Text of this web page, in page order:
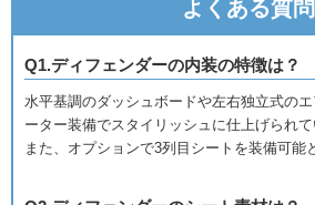
よくある質問
Q1.ディフェンダーの内装の特徴は？
水平基調のダッシュボードや左右独立式の
ーター装備でスタイリッシュに仕上げられて
また、オプションで3列目シートを装備可能